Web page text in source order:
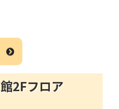
2Fフロア